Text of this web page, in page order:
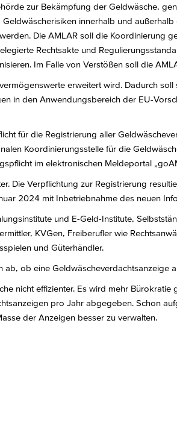
zur Bekämpfung der Geldwäsche,
innerhalb und
Die AMLAR soll die Koordinierung
Rechtsakte und
Im Falle von Verstößen soll die
erweitert wird. Dadurch
in den Anwendungsbereich der EU-
für die Registrierung aller
Koordinierungsstelle für die
im elektronischen Meldeportal
Die Verpflichtung zur Registrierung
2024 mit Inbetriebnahme des neuen
und E-Geld-Institute,
KVGen, Freiberufler wie
und Güterhändler.
ob eine Geldwäscheverdachtsanzeige
nicht effizienter. Es wird mehr
pro Jahr abgegeben. Schon
der Anzeigen besser zu verwalten.